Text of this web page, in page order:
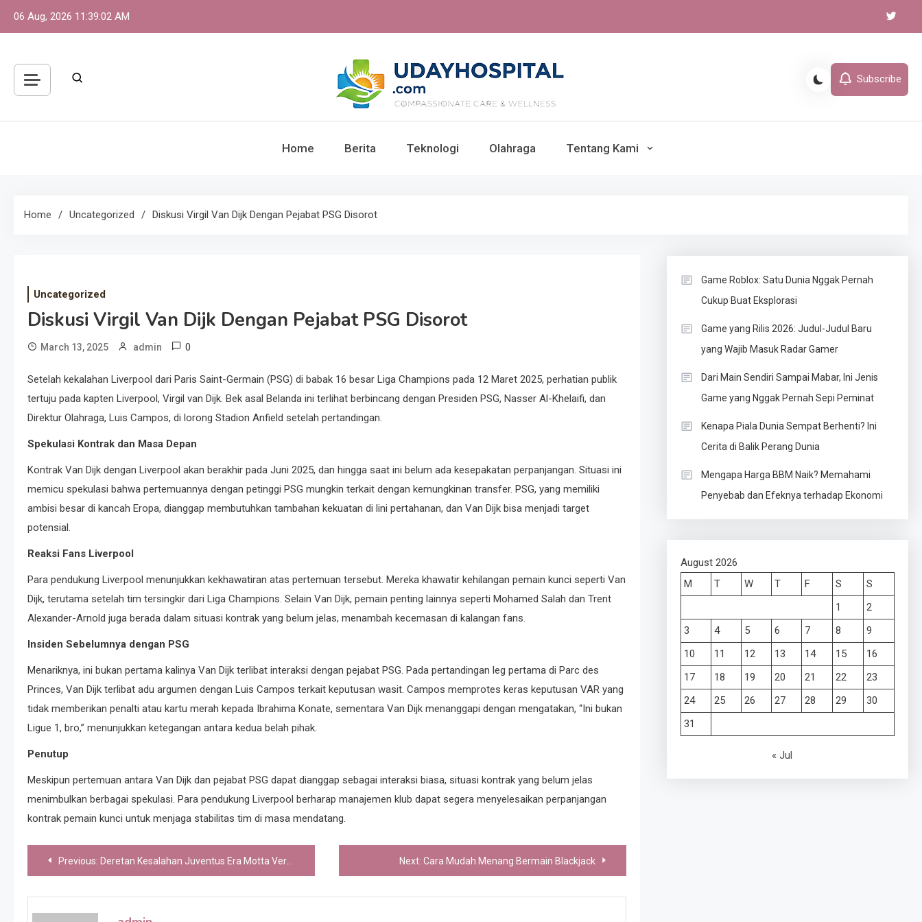
06 Aug, 2026 11:39:02 AM
UdayHospital: Berita, olahraga, gaming Akurat dan
Subscribe
Home Berita Teknologi Olahraga Tentang Kami
Home Uncategorized Diskusi Virgil Van Dijk Dengan Pejabat PSG Disorot
Uncategorized
Diskusi Virgil Van Dijk Dengan Pejabat PSG Disorot
March 13, 2025 admin 0
Setelah kekalahan Liverpool dari Paris Saint-Germain (PSG) di babak 16 besar Liga Champions pada 12 Maret 2025, perhatian publik
tertuju pada kapten Liverpool, Virgil van Dijk. Bek asal Belanda ini terlihat berbincang dengan Presiden PSG, Nasser Al-Khelaifi, dan
Direktur Olahraga, Luis Campos, di lorong Stadion Anfield setelah pertandingan.
Spekulasi Kontrak dan Masa Depan
Kontrak Van Dijk dengan Liverpool akan berakhir pada Juni 2025, dan hingga saat ini belum ada kesepakatan perpanjangan. Situasi ini
memicu spekulasi bahwa pertemuannya dengan petinggi PSG mungkin terkait dengan kemungkinan transfer. PSG, yang memiliki
ambisi besar di kancah Eropa, dianggap membutuhkan tambahan kekuatan di lini pertahanan, dan Van Dijk bisa menjadi target
potensial.
Reaksi Fans Liverpool
Para pendukung Liverpool menunjukkan kekhawatiran atas pertemuan tersebut. Mereka khawatir kehilangan pemain kunci seperti Van
Dijk, terutama setelah tim tersingkir dari Liga Champions. Selain Van Dijk, pemain penting lainnya seperti Mohamed Salah dan Trent
Alexander-Arnold juga berada dalam situasi kontrak yang belum jelas, menambah kecemasan di kalangan fans.
Insiden Sebelumnya dengan PSG
Menariknya, ini bukan pertama kalinya Van Dijk terlibat interaksi dengan pejabat PSG. Pada pertandingan leg pertama di Parc des
Princes, Van Dijk terlibat adu argumen dengan Luis Campos terkait keputusan wasit. Campos memprotes keras keputusan VAR yang
tidak memberikan penalti atau kartu merah kepada Ibrahima Konate, sementara Van Dijk menanggapi dengan mengatakan, “Ini bukan
Ligue 1, bro,” menunjukkan ketegangan antara kedua belah pihak.
Penutup
Meskipun pertemuan antara Van Dijk dan pejabat PSG dapat dianggap sebagai interaksi biasa, situasi kontrak yang belum jelas
menimbulkan berbagai spekulasi. Para pendukung Liverpool berharap manajemen klub dapat segera menyelesaikan perpanjangan
kontrak pemain kunci untuk menjaga stabilitas tim di masa mendatang.
Post
navigation
Previous: Deretan Kesalahan Juventus Era Motta Versi Capello Next: Cara Mudah Menang Bermain Blackjack
Game Roblox: Satu Dunia Nggak Pernah
Cukup Buat Eksplorasi
Game yang Rilis 2026: Judul-Judul Baru
yang Wajib Masuk Radar Gamer
Dari Main Sendiri Sampai Mabar, Ini Jenis
Game yang Nggak Pernah Sepi Peminat
Kenapa Piala Dunia Sempat Berhenti? Ini
Cerita di Balik Perang Dunia
Mengapa Harga BBM Naik? Memahami
Penyebab dan Efeknya terhadap Ekonomi
August 2026
M
T W T F S
S
1
2
3
4 5 6 7 8
9
10
11 12 13 14 15
16
17
18 19 20 21 22
23
24
25 26 27 28 29
30
31
« Jul